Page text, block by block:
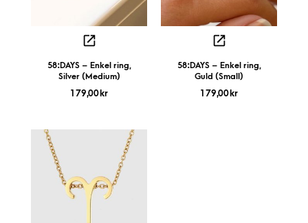
58:DAYS – Enkel ring,
Silver (Medium)
179,00 kr
58:DAYS – Enkel ring,
Guld (Small)
179,00 kr